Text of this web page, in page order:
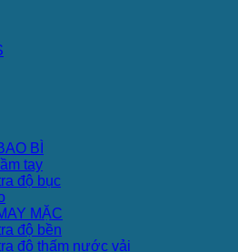
BÌ
tay
độ bục
MẶC
độ bền
độ thấm nước vải